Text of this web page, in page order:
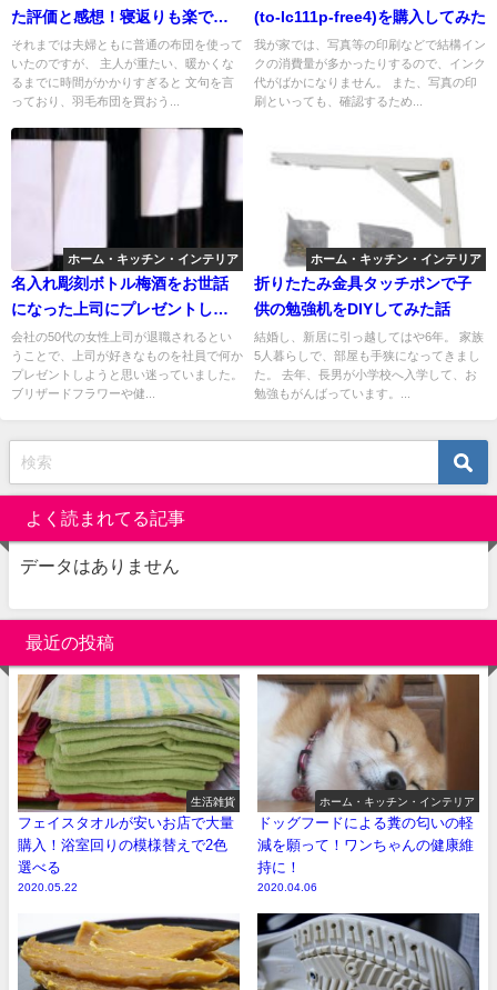
た評価と感想！寝返りも楽で温
か睡眠
それまでは夫婦ともに普通の布団を使って
いたのですが、 主人が重たい、暖かくな
るまでに時間がかかりすぎると 文句を言
っており、羽毛布団を買おう...
(to-lc111p-free4)を購入してみた
我が家では、写真等の印刷などで結構イン
クの消費量が多かったりするので、インク
代がばかになりません。 また、写真の印
刷といっても、確認するため...
ホーム・キッチン・インテリア
名入れ彫刻ボトル梅酒をお世話
になった上司にプレゼントした
話
会社の50代の女性上司が退職されるとい
うことで、上司が好きなものを社員で何か
プレゼントしようと思い迷っていました。
ブリザードフラワーや健...
ホーム・キッチン・インテリア
折りたたみ金具タッチポンで子
供の勉強机をDIYしてみた話
結婚し、新居に引っ越してはや6年。 家族
5人暮らしで、部屋も手狭になってきまし
た。 去年、長男が小学校へ入学して、お
勉強もがんばっています。...
よく読まれてる記事
データはありません
最近の投稿
生活雑貨
フェイスタオルが安いお店で大量
購入！浴室回りの模様替えで2色
選べる
2020.05.22
ホーム・キッチン・インテリア
ドッグフードによる糞の匂いの軽
減を願って！ワンちゃんの健康維
持に！
2020.04.06